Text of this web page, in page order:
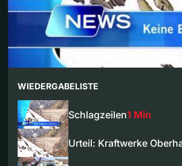
WIEDERGABELISTE
Schlagzeilen1 Min
Urteil: Kraftwerke